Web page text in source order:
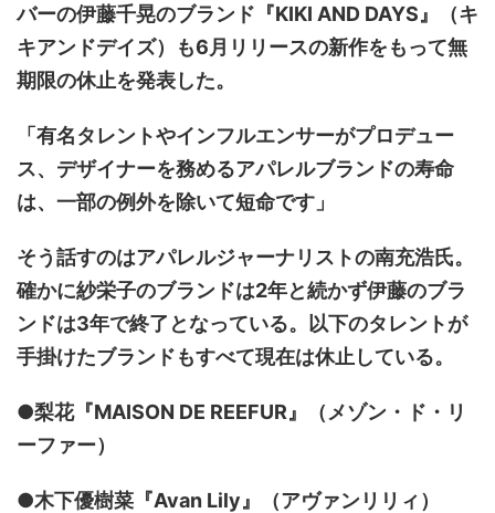
バーの伊藤千晃のブランド『KIKI AND DAYS』（キ
キアンドデイズ）も6月リリースの新作をもって無
期限の休止を発表した。
「有名タレントやインフルエンサーがプロデュー
ス、デザイナーを務めるアパレルブランドの寿命
は、一部の例外を除いて短命です」
そう話すのはアパレルジャーナリストの南充浩氏。
確かに紗栄子のブランドは2年と続かず伊藤のブラ
ンドは3年で終了となっている。以下のタレントが
手掛けたブランドもすべて現在は休止している。
●梨花『MAISON DE REEFUR』（メゾン・ド・リ
ーファー）
●木下優樹菜『Avan Lily』（アヴァンリリィ）